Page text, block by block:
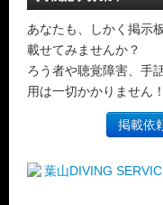
あなたも、しかく掲示
載せてみませんか？
ろう者や聴覚障害、手
用は一切かかりません！
掲載依